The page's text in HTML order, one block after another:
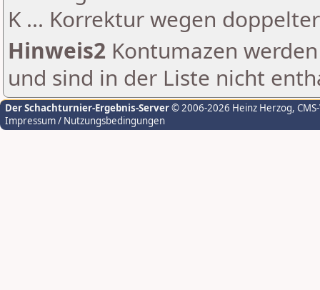
K ... Korrektur wegen
Hinweis2 Kontumazen
und sind in der Liste nicht
Der Schachturnier-Ergebnis-Server© 2006-2026 Heinz Herzog,
Impressum / Nutzungsbedingungen